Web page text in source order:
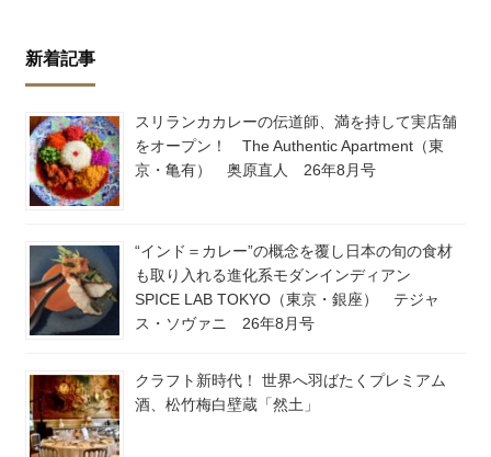
新着記事
スリランカカレーの伝道師、満を持して実店舗
をオープン！ The Authentic Apartment（東
京・亀有） 奥原直人 26年8月号
“インド＝カレー”の概念を覆し日本の旬の食材
も取り入れる進化系モダンインディアン
SPICE LAB TOKYO（東京・銀座） テジャ
ス・ソヴァニ 26年8月号
クラフト新時代！ 世界へ羽ばたくプレミアム
酒、松竹梅白壁蔵「然土」